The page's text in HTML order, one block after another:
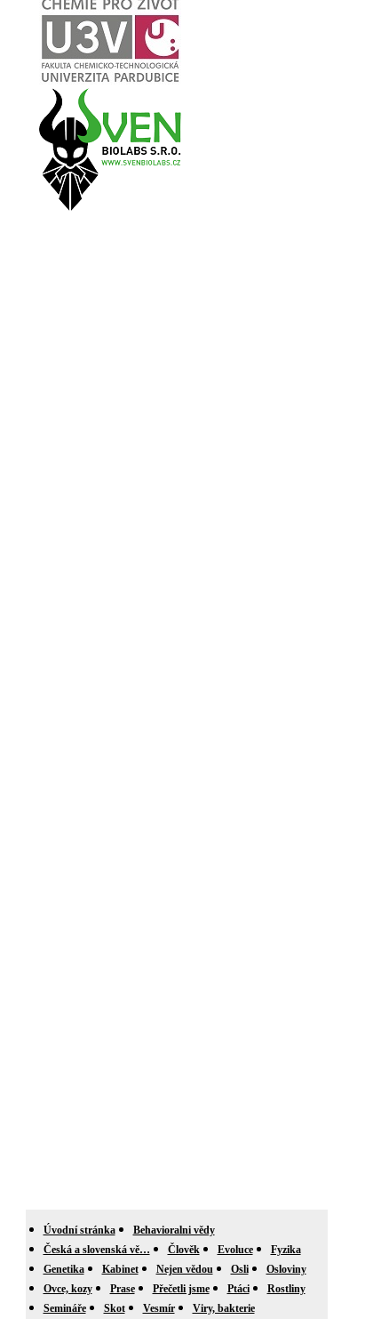
Úvodní stránka
Behavioralni vědy
Česká a slovenská vě…
Člověk Evoluce
Fyzika
Genetika
Kabinet Nejen vědou Osli
Osloviny
Ovce, kozy
Prase Přečetli jsme Ptáci
Rostliny
Semináře
Skot Vesmír Viry, bakterie